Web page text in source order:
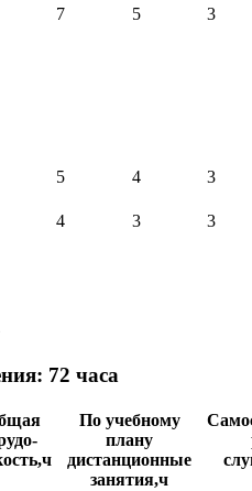
7 5 3
5 4 3
4 3 3
72 часа
По учебному
плану
дистанционные
занятия,ч